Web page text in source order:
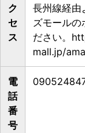
ク
セ
ス
長州線経由
ズモールの
ださい。
mall.jp/
電
話
番
号